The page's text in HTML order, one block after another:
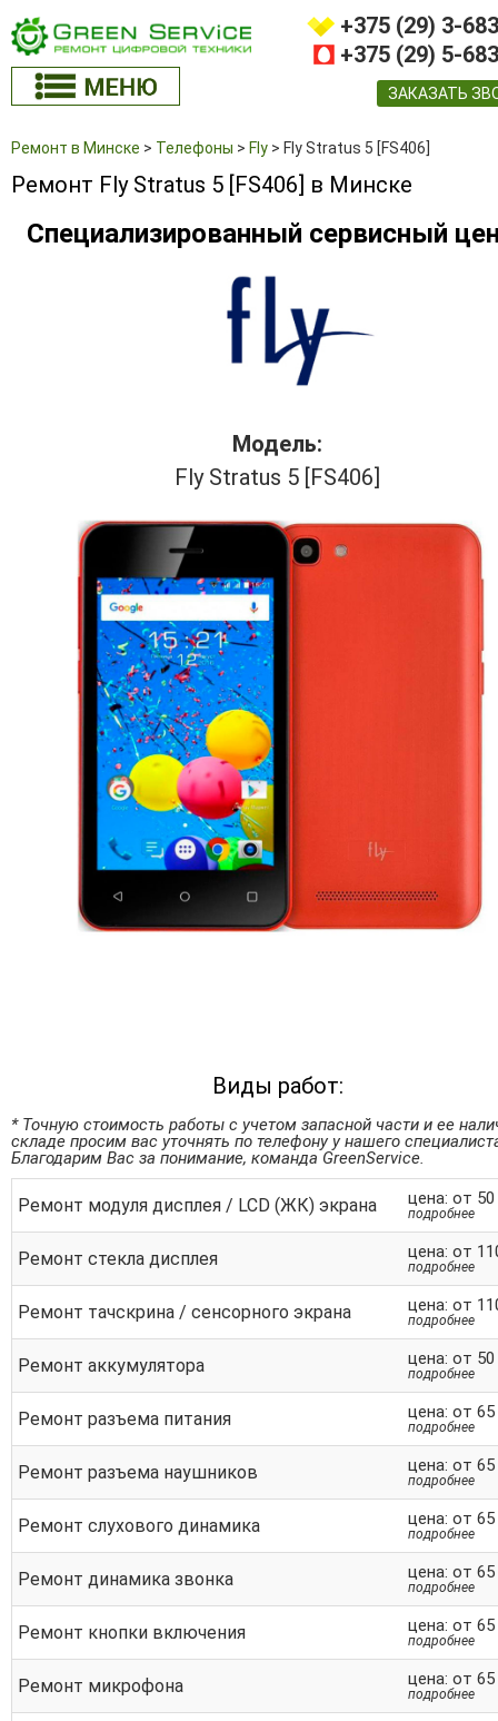
+375 (29) 3-
+375 (29) 5-
ЗАКАЗАТЬ
Ремонт в Минске > Телефоны > Fly> Fly Stratus 5 [FS406]
Ремонт Fly Stratus 5 [FS406] в Минске
Специализированный сервисный
Модель:
Fly Stratus 5 [FS406]
Виды работ:
* Точную стоимость работы с учетом запасной части и ее
складе просим вас уточнять по телефону у нашего
Благодарим Вас за понимание, команда GreenService.
Ремонт модуля дисплея / LCD (ЖК) экрана цена: от 50
подробнее
Ремонт стекла дисплея цена: от
подробнее
Ремонт тачскрина / сенсорного экрана цена: от
подробнее
Ремонт аккумулятора цена: от 50
подробнее
Ремонт разъема питания цена: от 65
подробнее
Ремонт разъема наушников цена: от 65
подробнее
Ремонт слухового динамика цена: от 65
подробнее
Ремонт динамика звонка цена: от 65
подробнее
Ремонт кнопки включения цена: от 65
подробнее
Ремонт микрофона цена: от 65
подробнее